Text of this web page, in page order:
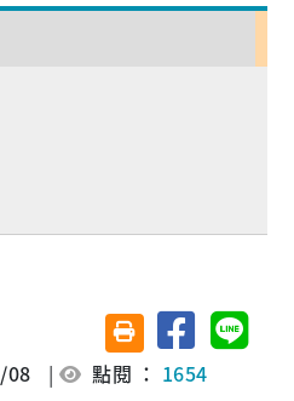
友善列印(另開視窗)
分享至臉書分享
08 | 點閱 ： 1654